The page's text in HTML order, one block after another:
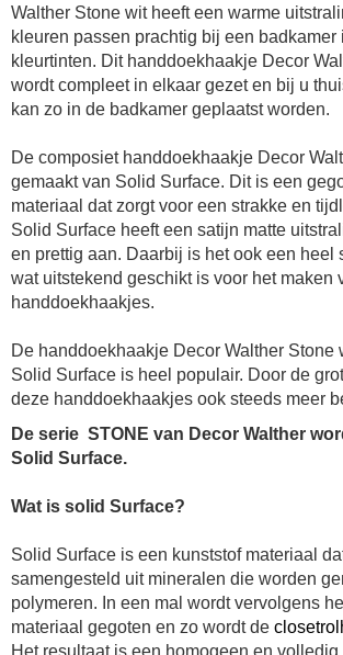
Walther Stone wit heeft een warme
kleuren passen prachtig bij een badkamer
kleurtinten. Dit handdoekhaakje Decor
wordt compleet in elkaar gezet en bij u
kan zo in de badkamer geplaatst worden.
De composiet handdoekhaakje Decor
gemaakt van Solid Surface. Dit is een
materiaal dat zorgt voor een strakke en
Solid Surface heeft een satijn matte
en prettig aan. Daarbij is het ook een heel
wat uitstekend geschikt is voor het maken
handdoekhaakjes.
De handdoekhaakje Decor Walther Stone
Solid Surface is heel populair. Door de
deze handdoekhaakjes ook steeds meer
De serie STONE van Decor Walther
Solid Surface.
Wat is solid Surface?
Solid Surface is een kunststof materiaal
samengesteld uit mineralen die worden
polymeren. In een mal wordt vervolgens
materiaal gegoten en zo wordt de